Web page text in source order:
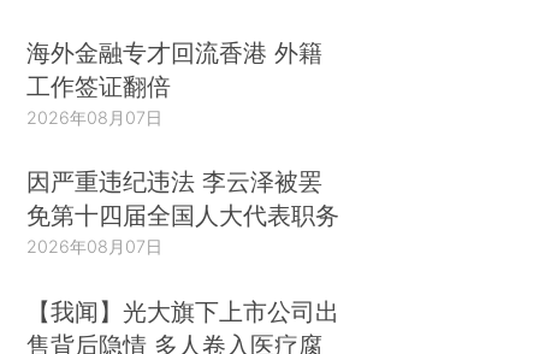
海外金融专才回流香港 外籍
工作签证翻倍
2026年08月07日
因严重违纪违法 李云泽被罢
免第十四届全国人大代表职务
2026年08月07日
【我闻】光大旗下上市公司出
售背后隐情 多人卷入医疗腐